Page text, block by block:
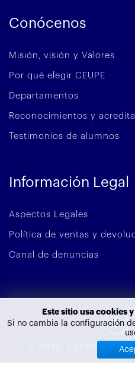
Conócenos
Misión, visión y Valores
Por qué elegir CEUPE
Departamentos
Reconocimientos y
Testimonios de alumnos
Información Legal
Aspectos Legales
Política de ventas y
Canal de denuncias
Este sitio usa cookies
Si no cambia la configuración
CEUPE -